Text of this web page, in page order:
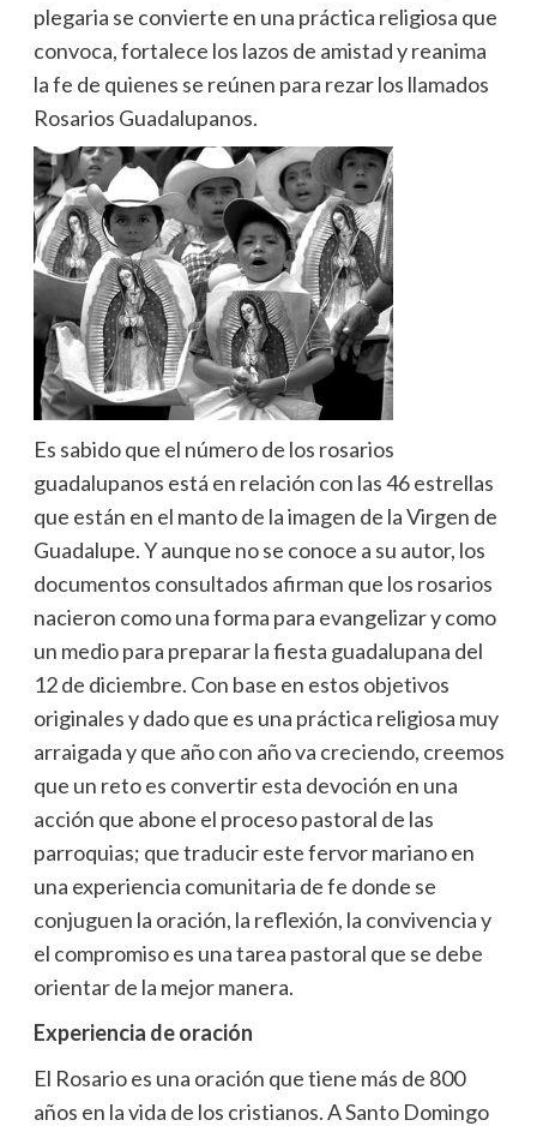
plegaria se convierte en una práctica religiosa que
convoca, fortalece los lazos de amistad y reanima
la fe de quienes se reúnen para rezar los llamados
Rosarios Guadalupanos.
Es sabido que el número de los rosarios
guadalupanos está en relación con las 46 estrellas
que están en el manto de la imagen de la Virgen de
Guadalupe. Y aunque no se conoce a su autor, los
documentos consultados afirman que los rosarios
nacieron como una forma para evangelizar y como
un medio para preparar la fiesta guadalupana del
12 de diciembre. Con base en estos objetivos
originales y dado que es una práctica religiosa muy
arraigada y que año con año va creciendo, creemos
que un reto es convertir esta devoción en una
acción que abone el proceso pastoral de las
parroquias; que traducir este fervor mariano en
una experiencia comunitaria de fe donde se
conjuguen la oración, la reflexión, la convivencia y
el compromiso es una tarea pastoral que se debe
orientar de la mejor manera.
Experiencia de oración
El Rosario es una oración que tiene más de 800
años en la vida de los cristianos. A Santo Domingo